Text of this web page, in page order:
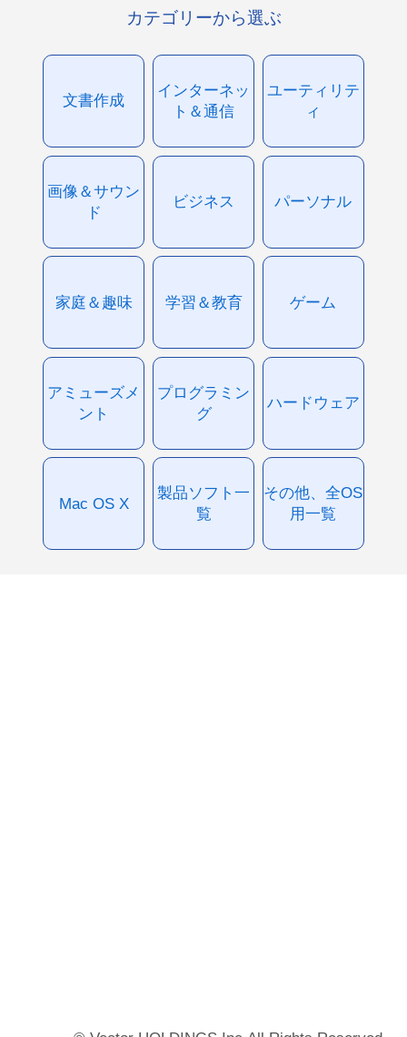
カテゴリーから選ぶ
文書作成
インターネッ
ト＆通信
ユーティリテ
ィ
画像＆サウン
ド
ビジネス パーソナル
家庭＆趣味 学習＆教育 ゲーム
アミューズメ
ント
プログラミン
グ
ハードウェア
Mac OS X
製品ソフト一
覧
その他、全OS
用一覧